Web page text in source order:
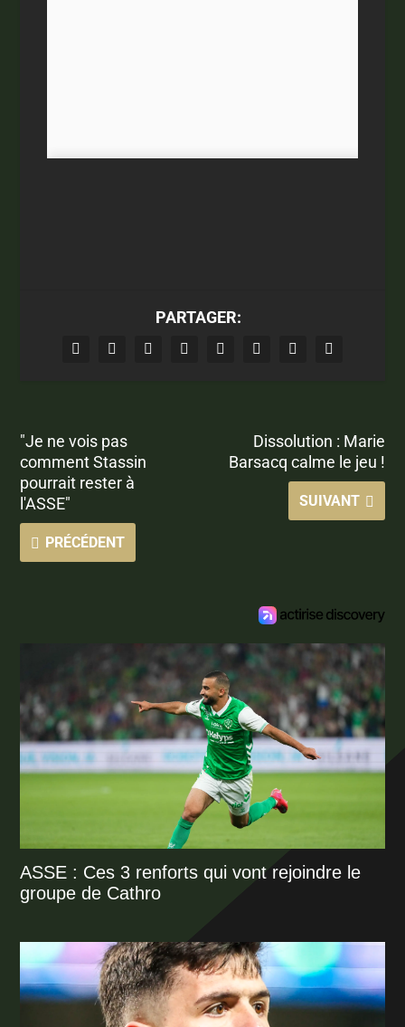
PARTAGER:
"Je ne vois pas
comment Stassin
pourrait rester à
l'ASSE"
PRÉCÉDENT
Dissolution : Marie
Barsacq calme le jeu !
SUIVANT
ASSE : Ces 3 renforts qui vont rejoindre le
groupe de Cathro